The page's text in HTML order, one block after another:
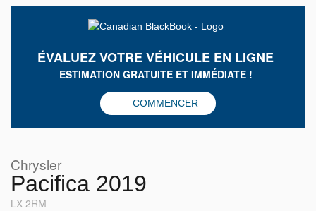
ÉVALUEZ VOTRE VÉHICULE EN LIGNE
ESTIMATION GRATUITE ET IMMÉDIATE !
COMMENCER
Chrysler
Pacifica 2019
LX 2RM